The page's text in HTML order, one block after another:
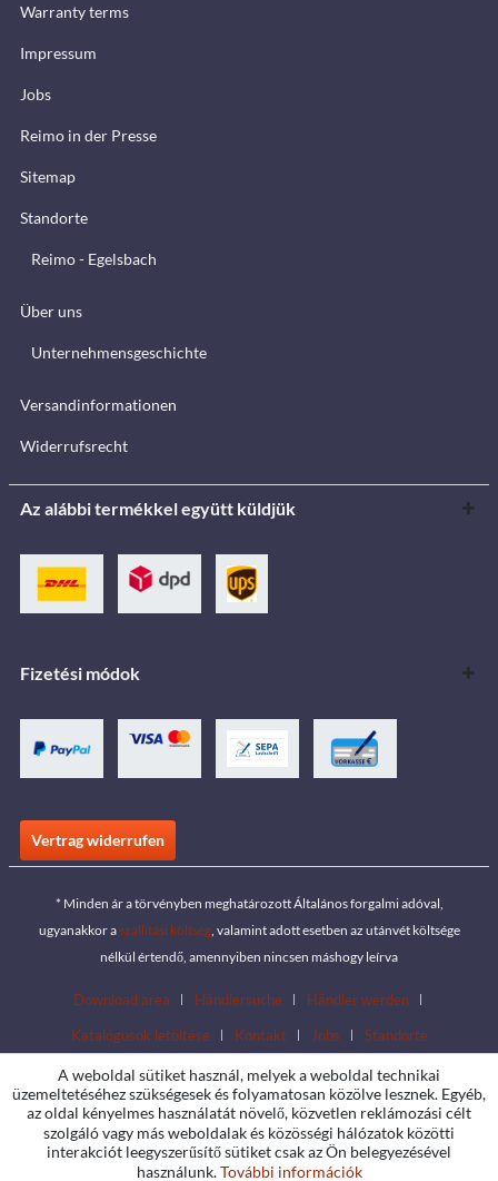
Warranty terms
Impressum
Jobs
Reimo in der Presse
Sitemap
Standorte
Reimo - Egelsbach
Über uns
Unternehmensgeschichte
Versandinformationen
Widerrufsrecht
Az alábbi termékkel együtt küldjük
Fizetési módok
Vertrag widerrufen
* Minden ár a törvényben meghatározott Általános forgalmi adóval,
ugyanakkor aszállítási költség, valamint adott esetben az utánvét költsége
nélkül értendő, amennyiben nincsen máshogy leírva
Download area Händlersuche
Händler werden
Katalógusok letöltése
Kontakt Jobs Standorte
A weboldal sütiket használ, melyek a weboldal technikai
üzemeltetéséhez szükségesek és folyamatosan közölve lesznek. Egyéb,
az oldal kényelmes használatát növelő, közvetlen reklámozási célt
szolgáló vagy más weboldalak és közösségi hálózatok közötti
interakciót leegyszerűsítő sütiket csak az Ön belegyezésével
használunk.További információk